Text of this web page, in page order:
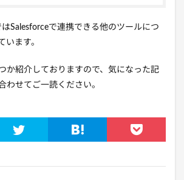
Salesforceで連携できる他のツールにつ
います。
か紹介しておりますので、気になった記
わせてご一読ください。